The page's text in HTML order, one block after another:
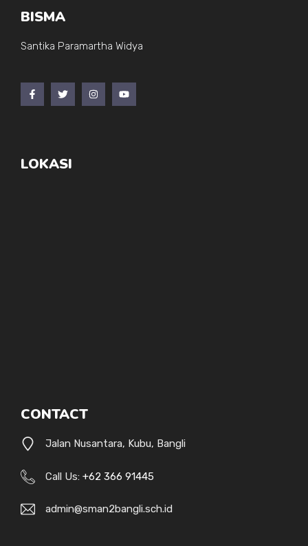
BISMA
Santika Paramartha Widya
LOKASI
CONTACT
Jalan Nusantara, Kubu, Bangli
Call Us: +62 366 91445
admin@sman2bangli.sch.id